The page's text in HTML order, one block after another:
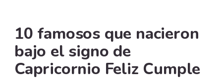
10 famosos que nacieron
bajo el signo de
Capricornio Feliz Cumple